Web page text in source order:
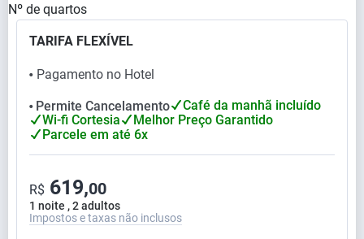
Nº de quartos
TARIFA FLEXÍVEL
⬤ Pagamento no Hotel
⬤ Permite Cancelamento
Café da manhã incluído
Wi-fi Cortesia
Melhor Preço Garantido
Parcele em até 6x
1 noite , 2 adultos
R$ 619,00
Impostos e taxas não inclusos